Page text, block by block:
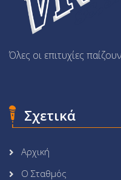
Όλες οι επιτυχίες
Σχετικά
Αρχική
Ο Σταθμός